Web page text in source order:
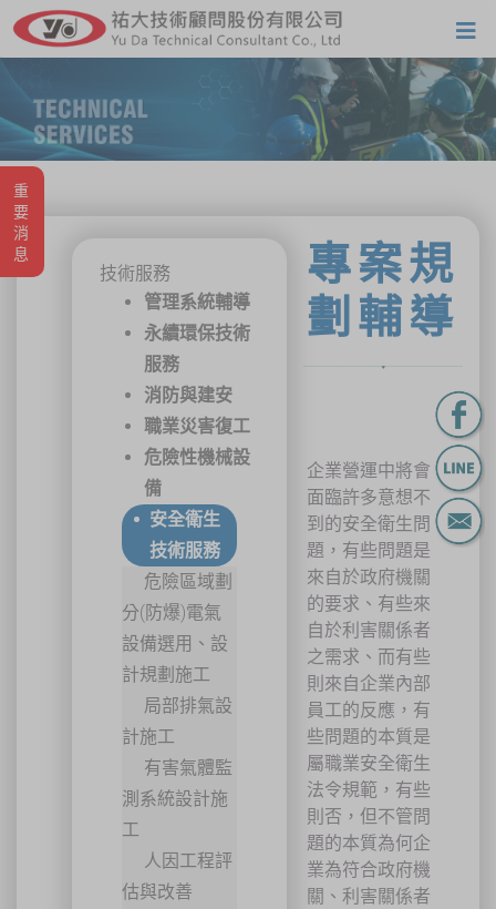
重要消息
技術服務
管理系統輔導
永續環保技術
服務
消防與建安
職業災害復工
危險性機械設
備
安全衛生
技術服務
危險區域劃
分(防爆)電氣
設備選用、設
計規劃施工
局部排氣設
計施工
有害氣體監
測系統設計施
工
人因工程評
估與改善
專案規
劃輔導
企業營運中將會
面臨許多意想不
到的安全衛生問
題，有些問題是
來自於政府機關
的要求、有些來
自於利害關係者
之需求、而有些
則來自企業內部
員工的反應，有
些問題的本質是
屬職業安全衛生
法令規範，有些
則否，但不管問
題的本質為何企
業為符合政府機
關、利害關係者